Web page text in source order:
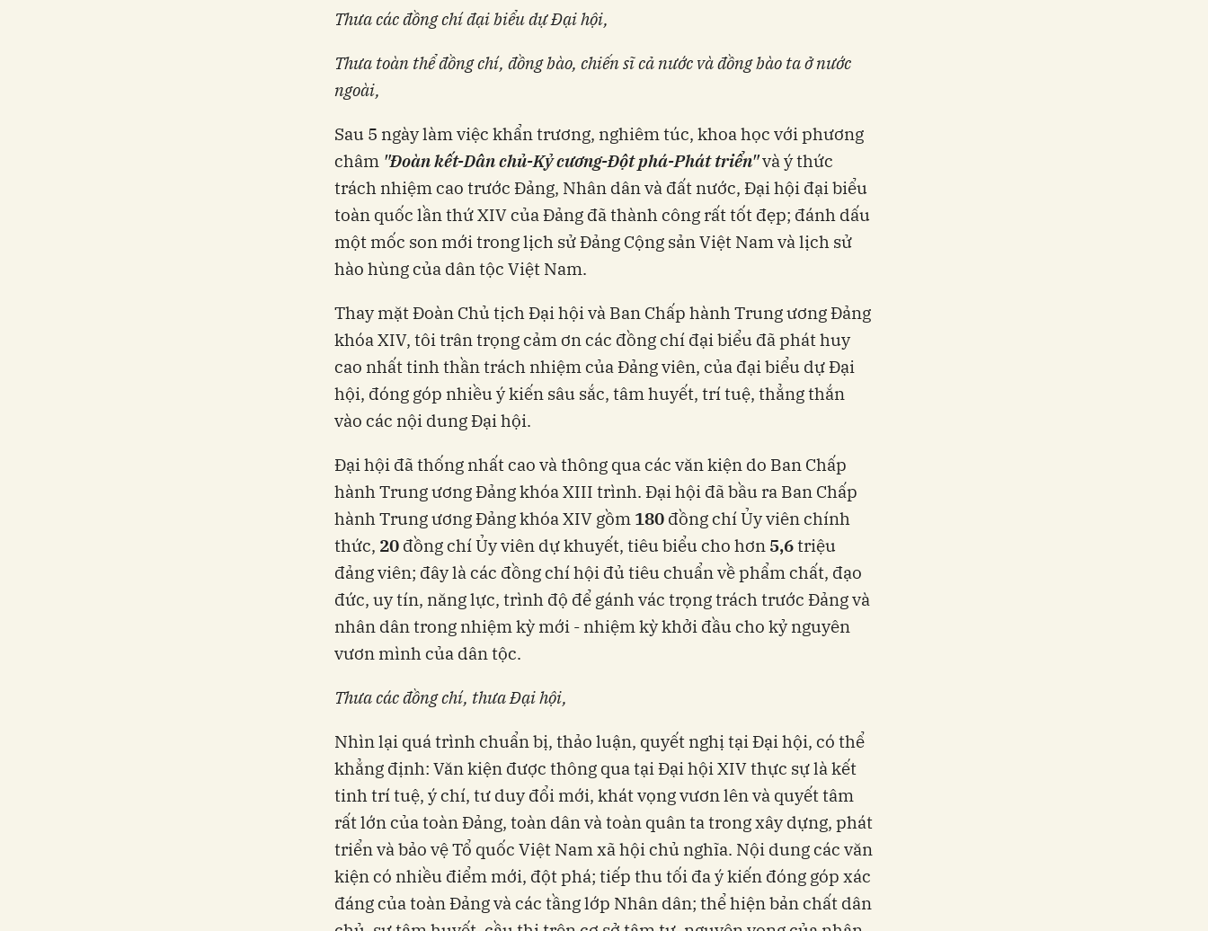
Thưa các đồng chí đại biểu dự Đại hội,
Thưa toàn thể đồng chí, đồng bào, chiến sĩ cả nước và đồng bào ta ở nước
ngoài,
Sau 5 ngày làm việc khẩn trương, nghiêm túc, khoa học với phương
châm "Đoàn kết-Dân chủ-Kỷ cương-Đột phá-Phát triển"và ý thức
trách nhiệm cao trước Đảng, Nhân dân và đất nước, Đại hội đại biểu
toàn quốc lần thứ XIV của Đảng đã thành công rất tốt đẹp; đánh dấu
một mốc son mới trong lịch sử Đảng Cộng sản Việt Nam và lịch sử
hào hùng của dân tộc Việt Nam.
Thay mặt Đoàn Chủ tịch Đại hội và Ban Chấp hành Trung ương Đảng
khóa XIV, tôi trân trọng cảm ơn các đồng chí đại biểu đã phát huy
cao nhất tinh thần trách nhiệm của Đảng viên, của đại biểu dự Đại
hội, đóng góp nhiều ý kiến sâu sắc, tâm huyết, trí tuệ, thẳng thắn
vào các nội dung Đại hội.
Đại hội đã thống nhất cao và thông qua các văn kiện do Ban Chấp
hành Trung ương Đảng khóa XIII trình. Đại hội đã bầu ra Ban Chấp
hành Trung ương Đảng khóa XIV gồm 180 đồng chí Ủy viên chính
thức, 20 đồng chí Ủy viên dự khuyết, tiêu biểu cho hơn 5,6triệu
đảng viên; đây là các đồng chí hội đủ tiêu chuẩn về phẩm chất, đạo
đức, uy tín, năng lực, trình độ để gánh vác trọng trách trước Đảng và
nhân dân trong nhiệm kỳ mới - nhiệm kỳ khởi đầu cho kỷ nguyên
vươn mình của dân tộc.
Thưa các đồng chí, thưa Đại hội,
Nhìn lại quá trình chuẩn bị, thảo luận, quyết nghị tại Đại hội, có thể
khẳng định: Văn kiện được thông qua tại Đại hội XIV thực sự là kết
tinh trí tuệ, ý chí, tư duy đổi mới, khát vọng vươn lên và quyết tâm
rất lớn của toàn Đảng, toàn dân và toàn quân ta trong xây dựng, phát
triển và bảo vệ Tổ quốc Việt Nam xã hội chủ nghĩa. Nội dung các văn
kiện có nhiều điểm mới, đột phá; tiếp thu tối đa ý kiến đóng góp xác
đáng của toàn Đảng và các tầng lớp Nhân dân; thể hiện bản chất dân